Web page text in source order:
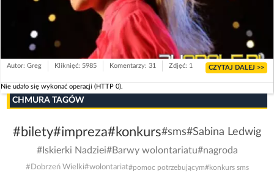
Autor: Greg Kliknięć: 5985 Komentarzy: 31 Zdjęć: 1 CZYTAJ DALEJ >>
Nie udało się wykonać operacji (HTTP 0).
CHMURA TAGÓW
#bilety#impreza#konkurs#sms#Sabina Ledwig
#Iskierki Nadziei#Barwy wolontariatu#nagroda
#Dobrzeń Wielki#wolontariat#pomoc potrzebującym#konkurs sms